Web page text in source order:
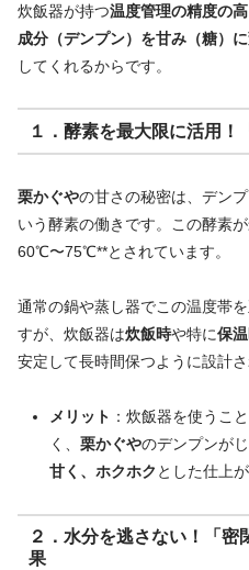
炊飯器が持つ温度管理の精度の高
成分（デンプン）を甘み（糖）
してくれるからです。
１．酵素を最大限に活用！
栗かぐやの甘さの秘密は、デン
いう酵素の働きです。この酵素
60℃〜75℃**とされています。
通常の鍋や蒸し器でこの温度帯
すが、炊飯器は炊飯時や特に保
安定して長時間保つように設計さ
メリット ：炊飯器を使うこ
く、 栗かぐやのデンプンが
甘く、ホクホク とした仕上
２．水分を逃さない！「密
果